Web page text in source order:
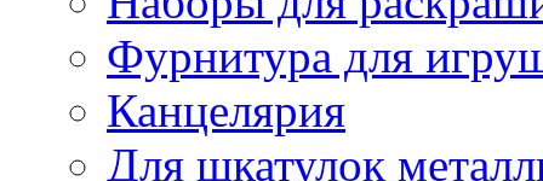
Фурнитура для
Канцелярия
Для шкатулок